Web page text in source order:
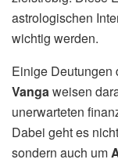
astrologischen
wichtig werden.
Einige Deutungen
Vangaweisen
unerwarteten
Dabei geht es
sondern auch um